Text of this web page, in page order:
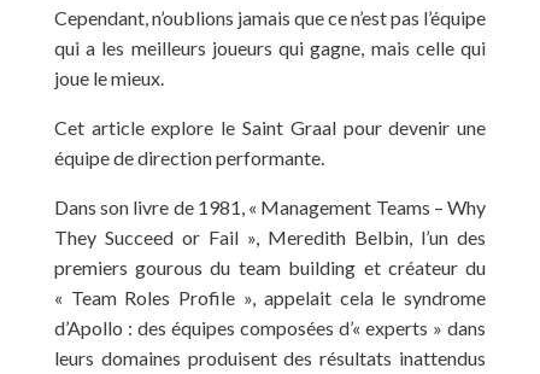
Cependant, n’oublions jamais que ce n’est pas l’équipe
qui a les meilleurs joueurs qui gagne, mais celle qui
joue le mieux.
Cet article explore le Saint Graal pour devenir une
équipe de direction performante.
Dans son livre de 1981, « Management Teams – Why
They Succeed or Fail », Meredith Belbin, l’un des
premiers gourous du team building et créateur du
« Team Roles Profile », appelait cela le syndrome
d’Apollo : des équipes composées d’« experts » dans
leurs domaines produisent des résultats inattendus